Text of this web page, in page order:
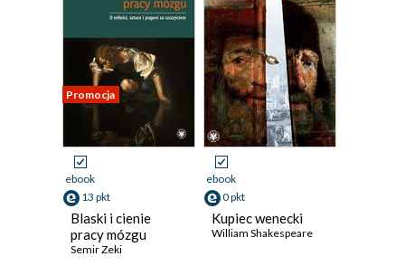
Promocja
ebook
13 pkt
Blaski i cienie
pracy mózgu
Semir Zeki
ebook
0 pkt
Kupiec wenecki
William Shakespeare